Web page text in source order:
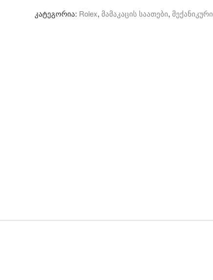
მექანიკური
კატეგორია: Rolex, მამაკაცის საათები, მექანიკური